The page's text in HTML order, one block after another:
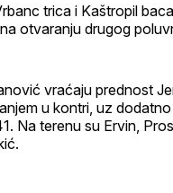
trica i Kaštropil
otvaranju drugog
vraćaju prednost
u kontri, uz
Na terenu su Ervin,